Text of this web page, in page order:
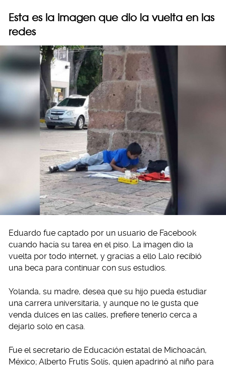
Esta es la imagen que dio la vuelta en las
redes
Eduardo fue captado por un usuario de Facebook
cuando hacía su tarea en el piso. La imagen dio la
vuelta por todo internet, y gracias a ello Lalo recibió
una beca para continuar con sus estudios.
Yolanda, su madre, desea que su hijo pueda estudiar
una carrera universitaria, y aunque no le gusta que
venda dulces en las calles, prefiere tenerlo cerca a
dejarlo solo en casa.
Fue el secretario de Educación estatal de Michoacán,
México; Alberto Frutis Solís, quien apadrinó al niño para